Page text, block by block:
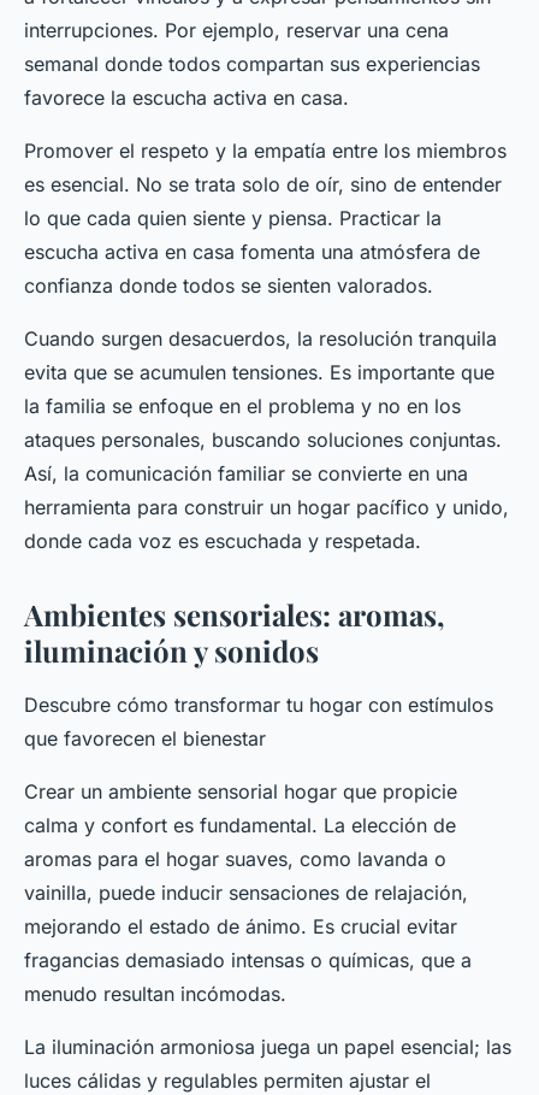
interrupciones. Por ejemplo, reservar una cena
semanal donde todos compartan sus experiencias
favorece la escucha activa en casa.
Promover el respeto y la empatía entre los miembros
es esencial. No se trata solo de oír, sino de entender
lo que cada quien siente y piensa. Practicar la
escucha activa en casa fomenta una atmósfera de
confianza donde todos se sienten valorados.
Cuando surgen desacuerdos, la resolución tranquila
evita que se acumulen tensiones. Es importante que
la familia se enfoque en el problema y no en los
ataques personales, buscando soluciones conjuntas.
Así, la comunicación familiar se convierte en una
herramienta para construir un hogar pacífico y unido,
donde cada voz es escuchada y respetada.
Ambientes sensoriales: aromas,
iluminación y sonidos
Descubre cómo transformar tu hogar con estímulos
que favorecen el bienestar
Crear un ambiente sensorial hogar que propicie
calma y confort es fundamental. La elección de
aromas para el hogar suaves, como lavanda o
vainilla, puede inducir sensaciones de relajación,
mejorando el estado de ánimo. Es crucial evitar
fragancias demasiado intensas o químicas, que a
menudo resultan incómodas.
La iluminación armoniosa juega un papel esencial; las
luces cálidas y regulables permiten ajustar el